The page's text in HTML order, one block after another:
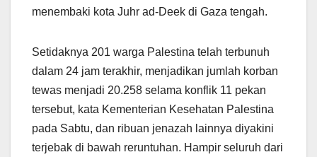
menembaki kota Juhr ad-Deek di Gaza tengah.
Setidaknya 201 warga Palestina telah terbunuh
dalam 24 jam terakhir, menjadikan jumlah korban
tewas menjadi 20.258 selama konflik 11 pekan
tersebut, kata Kementerian Kesehatan Palestina
pada Sabtu, dan ribuan jenazah lainnya diyakini
terjebak di bawah reruntuhan. Hampir seluruh dari